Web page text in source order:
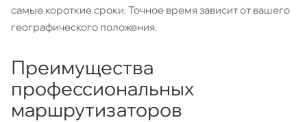
самые короткие сроки. Точное время зависит от вашего
географического положения.
Преимущества
профессиональных
маршрутизаторов